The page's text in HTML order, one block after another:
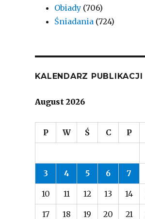
Obiady (706)
Śniadania (724)
KALENDARZ PUBLIKACJI
August 2026
P W Ś C P
3 4 5 6 7
10 11 12 13 14
17 18 19 20 21